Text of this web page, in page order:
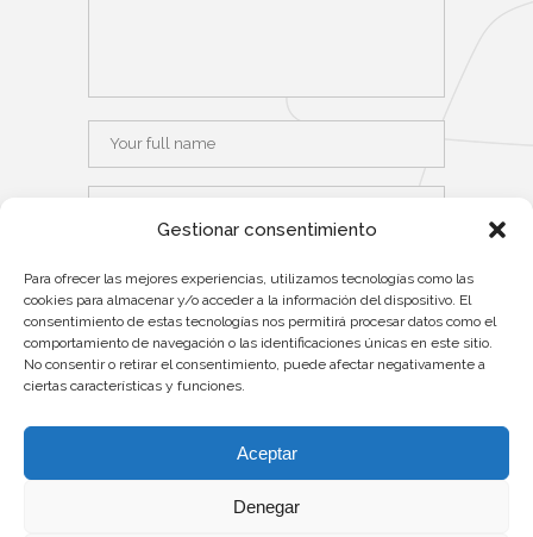
Gestionar consentimiento
Para ofrecer las mejores experiencias, utilizamos tecnologías como las
cookies para almacenar y/o acceder a la información del dispositivo. El
consentimiento de estas tecnologías nos permitirá procesar datos como el
comportamiento de navegación o las identificaciones únicas en este sitio.
No consentir o retirar el consentimiento, puede afectar negativamente a
ciertas características y funciones.
Aceptar
Denegar
Save my name, email, and website
in this browser for the next time I
comment.